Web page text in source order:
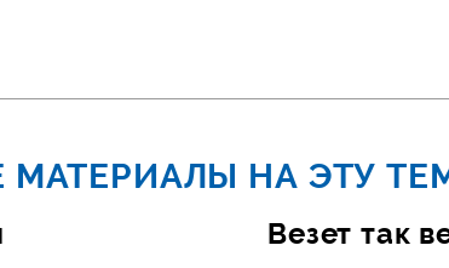
МАТЕРИАЛЫ НА ЭТУ
Везет так